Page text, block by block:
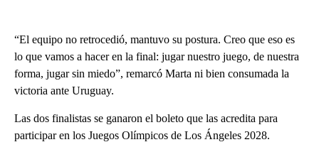
“El equipo no retrocedió, mantuvo su postura. Creo que eso es
lo que vamos a hacer en la final: jugar nuestro juego, de nuestra
forma, jugar sin miedo”, remarcó Marta ni bien consumada la
victoria ante Uruguay.
Las dos finalistas se ganaron el boleto que las acredita para
participar en los Juegos Olímpicos de Los Ángeles 2028.